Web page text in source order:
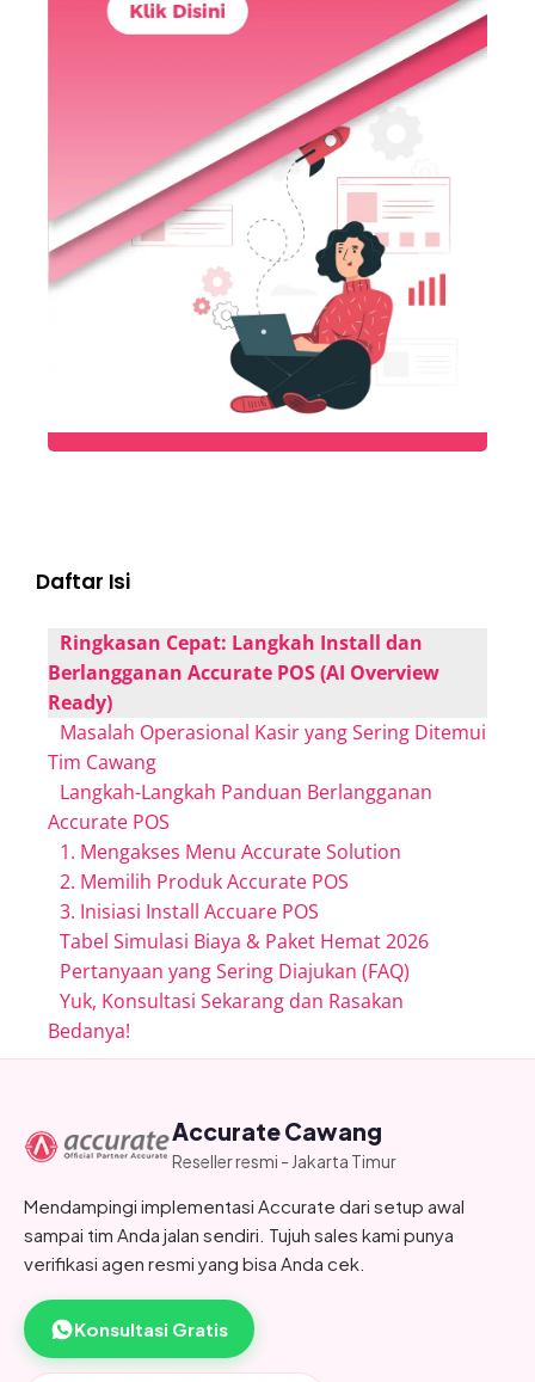
Daftar Isi
Ringkasan Cepat: Langkah Install dan
Berlangganan Accurate POS (AI Overview
Ready)
Masalah Operasional Kasir yang Sering Ditemui
Tim Cawang
Langkah-Langkah Panduan Berlangganan
Accurate POS
1. Mengakses Menu Accurate Solution
2. Memilih Produk Accurate POS
3. Inisiasi Install Accuare POS
Tabel Simulasi Biaya & Paket Hemat 2026
Pertanyaan yang Sering Diajukan (FAQ)
Yuk, Konsultasi Sekarang dan Rasakan
Bedanya!
Accurate Cawang
Reseller resmi - Jakarta Timur
Mendampingi implementasi Accurate dari setup awal
sampai tim Anda jalan sendiri. Tujuh sales kami punya
verifikasi agen resmi yang bisa Anda cek.
Konsultasi Gratis